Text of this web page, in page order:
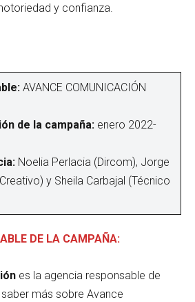
y confianza.
AVANCE COMUNICACIÓN
de la campaña: enero 2022-
Noelia Perlacia (Dircom), Jorge
y Sheila Carbajal (Técnico
DE LA CAMPAÑA:
es la agencia responsable de
más sobre Avance